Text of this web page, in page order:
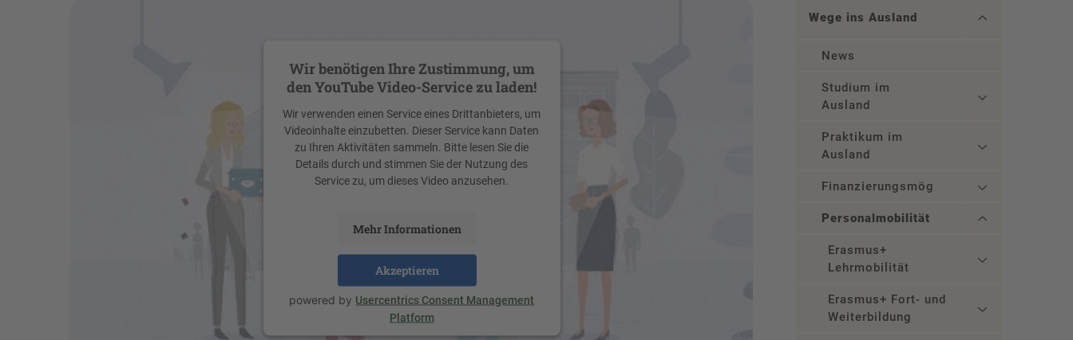
Wir benötigen Ihre Zustimmung, um
den YouTube Video-Service zu laden!
Wir verwenden einen Service eines Drittanbieters, um
Videoinhalte einzubetten. Dieser Service kann Daten
zu Ihren Aktivitäten sammeln. Bitte lesen Sie die
Details durch und stimmen Sie der Nutzung des
Service zu, um dieses Video anzusehen.
Mehr Informationen
Akzeptieren
powered by Usercentrics Consent Management
Platform
Wege ins Ausland
News
Studium im
Ausland
Praktikum im
Ausland
Finanzierungsmöglichkeiten
Personalmobilität
Erasmus+
Lehrmobilität
Erasmus+ Fort- und
Weiterbildung